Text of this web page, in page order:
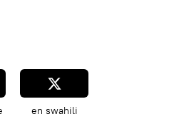
en swahili